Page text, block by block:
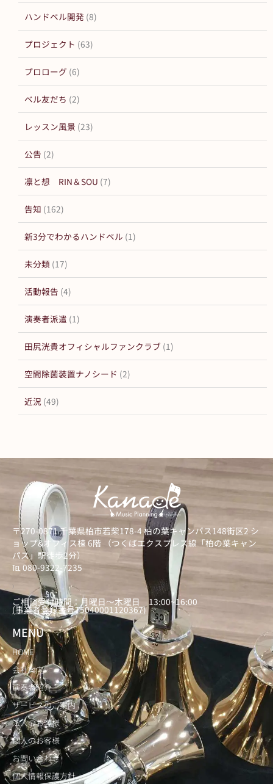
ハンドベル開発 (8)
プロジェクト (63)
プロローグ (6)
ベル友だち (2)
レッスン風景 (23)
公告 (2)
凛と想 RIN＆SOU (7)
告知 (162)
新3分でわかるハンドベル (1)
未分類 (17)
活動報告 (4)
演奏者派遣 (1)
田尻洸貴オフィシャルファンクラブ (1)
空間除菌装置ナノシード (2)
近況 (49)
〒270-0871 千葉県柏市若柴178-4 柏の葉キャンパス148街区2 シ
ョップ&オフィス棟 6階 （つくばエクスプレス線「柏の葉キャン
パス」駅徒歩2分）
℡ 080-9322-7235
）
ご相談受付時間：月曜日～木曜日 13:00~16:00
(事業者登録番号T5040001120367)
MENU
HOME
会社案内
演奏者紹介
サービスのご案内
法人のお客様
個人のお客様
お問い合わせ
個人情報保護方針